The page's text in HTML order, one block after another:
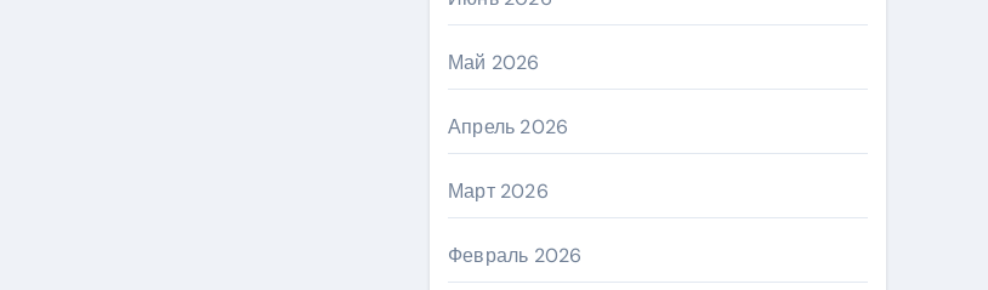
Май 2026
Апрель 2026
Март 2026
Февраль 2026